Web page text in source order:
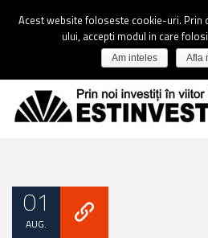
01
AUG.
Acest website foloseste cookie-uri. Prin
ului, accepti modul in care
Am inteles Afla